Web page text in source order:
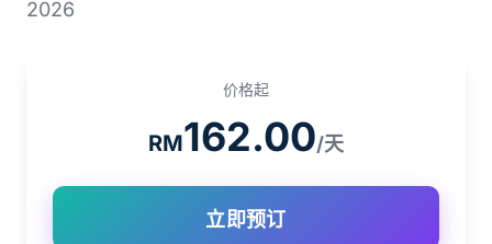
2026
价格起
RM162.00/天
立即预订